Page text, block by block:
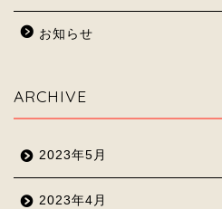
お知らせ
ARCHIVE
2023年5月
2023年4月